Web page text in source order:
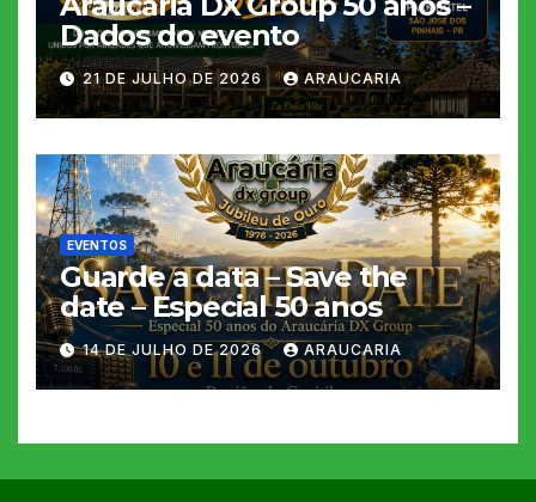
Dados do evento
21 DE JULHO DE 2026 ARAUCARIA
EVENTOS
Guarde a data – Save the
date – Especial 50 anos
14 DE JULHO DE 2026 ARAUCARIA